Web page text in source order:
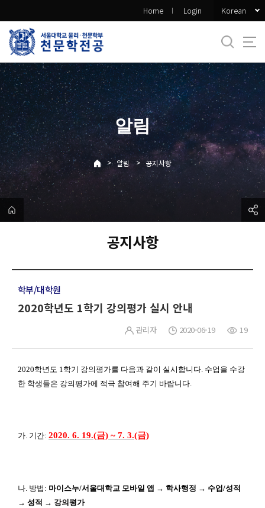
로
메
뉴
Home Login Korean
알림
> 알림 > 공지사항
공지사항
학부/대학원
2020학년도 1학기 강의평가 실시 안내
관리자 2020-06-19 19
2020학년도 1학기 강의평가를 다음과 같이 실시합니다. 수업을 수강
한 학생들은 강의평가에 적극 참여해 주기 바랍니다.
가. 기간: 2020. 6. 19.(금) ~ 7. 3.(금)
나. 방법: 마이스누/서울대학교 모바일 앱 → 학사행정 → 수업/성적
→ 성적 → 강의평가